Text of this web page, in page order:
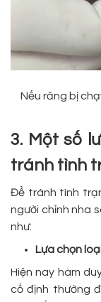
Nếu răng bị
3. Một số
tránh tình
Để tránh tình
người chỉnh nha
như:
Lựa chọn
Hiện nay hàm
cố định thường